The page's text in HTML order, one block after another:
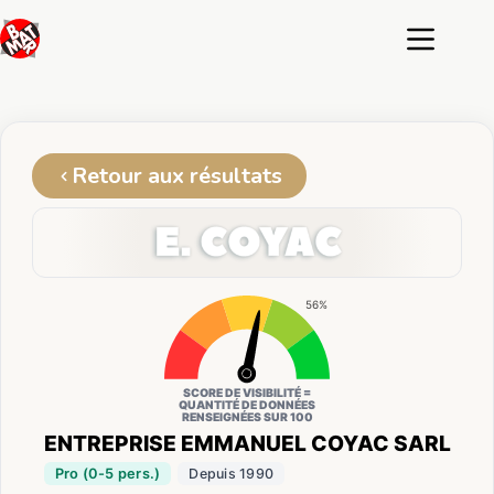
au
contenu
Retour aux résultats
ENTREPRISE EMMANUEL COYAC SARL
Pro (0-5 pers.) Depuis 1990
56%
SCORE DE VISIBILITÉ =
QUANTITÉ DE DONNÉES
RENSEIGNÉES SUR 100